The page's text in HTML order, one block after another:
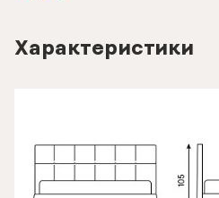
Характеристики